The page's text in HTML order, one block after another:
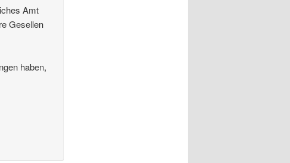
Amt
Gesellen
haben,